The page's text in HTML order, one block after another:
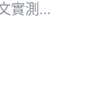
實測